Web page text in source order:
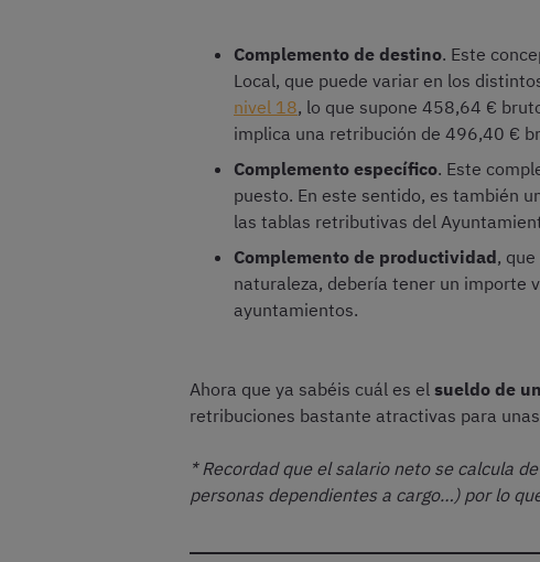
Complemento de destino. Este
Local, que puede variar en los
nivel 18, lo que supone 458,64 €
implica una retribución de 496,40 €
Complemento específico. Este
puesto. En este sentido, es también
las tablas retributivas del
Complemento de productividad,
naturaleza, debería tener un importe
ayuntamientos.
Ahora que ya sabéis cuál es el sueldo de
retribuciones bastante atractivas para
* Recordad que el salario neto se calcula
personas dependientes a cargo…) por lo